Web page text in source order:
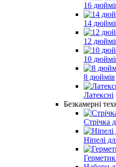
16
14
12
10
8 дюймів
Латексні
Безкамерні
Стрічка
Ніпелі